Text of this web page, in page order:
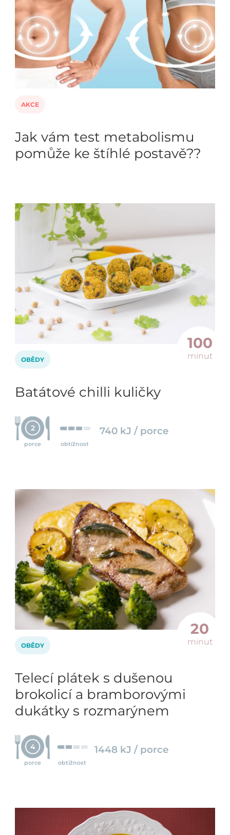
AKCE
Jak vám test metabolismu
pomůže ke štíhlé postavě??
100
minut
OBĚDY
Batátové chilli kuličky
2
porce obtížnost
740 kJ / porce
20
minut
OBĚDY
Telecí plátek s dušenou
brokolicí a bramborovými
dukátky s rozmarýnem
4
porce obtížnost
1448 kJ / porce